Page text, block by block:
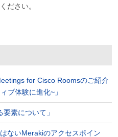
ださい。
for Cisco Roomsのご紹介
ブ体験に進化~」
素について」
ないMerakiのアクセスポイン